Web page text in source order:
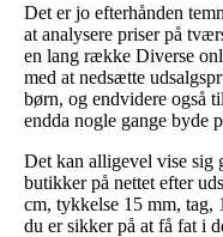
Det er jo efterhånden
at analysere priser på
en lang række Diverse
med at nedsætte
børn, og endvidere også
endda nogle gange byde
Det kan alligevel vise sig
butikker på nettet efter
cm, tykkelse 15 mm, tag,
du er sikker på at få fat i